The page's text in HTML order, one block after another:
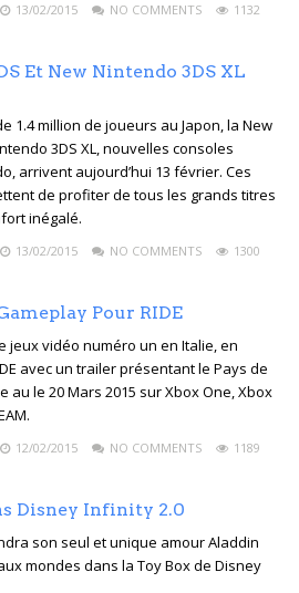
13/02/2015 NO COMMENTS
1132
Et New Nintendo 3DS XL
1.4 million de joueurs au Japon, la New
3DS XL, nouvelles consoles
arrivent aujourd’hui 13 février. Ces
de profiter de tous les grands titres
inégalé.
13/02/2015 NO COMMENTS
1300
Pour RIDE
jeux vidéo numéro un en Italie, en
avec un trailer présentant le Pays de
au le 20 Mars 2015 sur Xbox One, Xbox
12/02/2015 NO COMMENTS
1189
Disney Infinity 2.0
son seul et unique amour Aladdin
mondes dans la Toy Box de Disney